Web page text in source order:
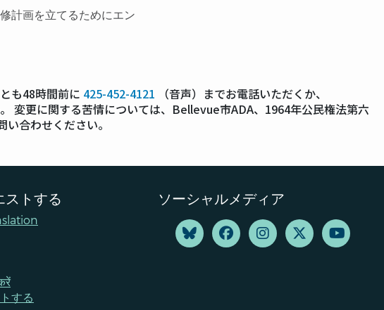
計画を立てるためにエン
も48時間前に 425-452-4121 （音声）までお電話いただくか、
変更に関する苦情については、Bellevue市ADA、1964年公民権法第六
い合わせください。
ストする
する
ソーシャルメディア